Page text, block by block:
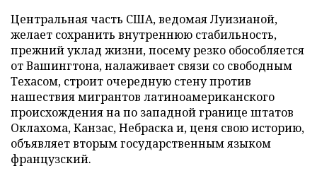
Центральная часть США, ведомая Луизианой,
желает сохранить внутреннюю стабильность,
прежний уклад жизни, посему резко обособляется
от Вашингтона, налаживает связи со свободным
Техасом, строит очередную стену против
нашествия мигрантов латиноамериканского
происхождения на по западной границе штатов
Оклахома, Канзас, Небраска и, ценя свою историю,
объявляет вторым государственным языком
французский.